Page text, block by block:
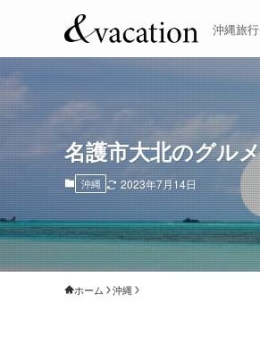
沖縄旅
名護市大北のグル
沖縄 2023年7月14日
ホーム 沖縄